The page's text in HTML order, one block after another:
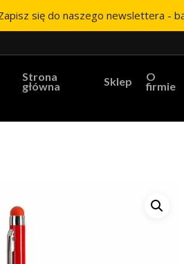
Strona
główna Sklep O
firmie
się do naszego newslettera -